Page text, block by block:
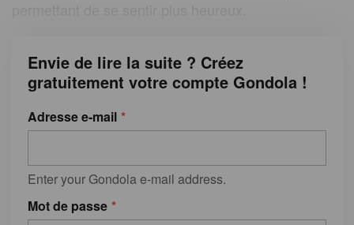
Envie de lire la suite ? Créez
gratuitement votre compte Gondola !
Adresse e-mail
Enter your Gondola e-mail address.
Mot de passe